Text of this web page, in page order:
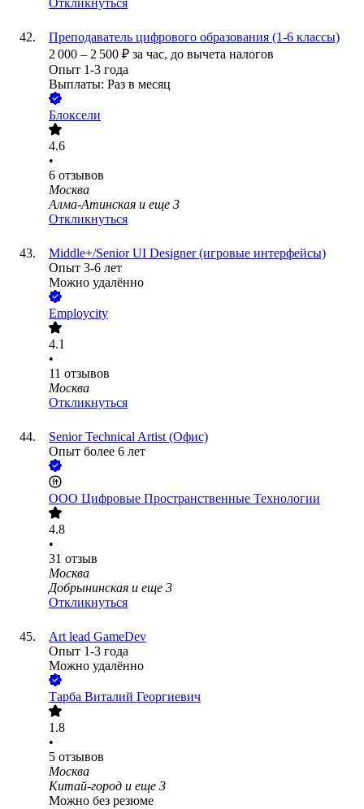
Откликнуться
Преподаватель цифрового образования (1-6 классы)
2 000 – 2 500 ₽ за час, до вычета налогов
Опыт 1-3 года
Выплаты: Раз в месяц
Блоксели
4.6
•
6 отзывов
Москва
Алма-Атинская и еще 3
Откликнуться
Middle+/Senior UI Designer (игровые интерфейсы)
Опыт 3-6 лет
Можно удалённо
Employcity
4.1
•
11 отзывов
Москва
Откликнуться
Senior Technical Artist (Офис)
Опыт более 6 лет
ООО Цифровые Пространственные Технологии
4.8
•
31 отзыв
Москва
Добрынинская и еще 3
Откликнуться
Art lead GameDev
Опыт 1-3 года
Можно удалённо
Тарба Виталий Георгиевич
1.8
•
5 отзывов
Москва
Китай-город и еще 3
Можно без резюме